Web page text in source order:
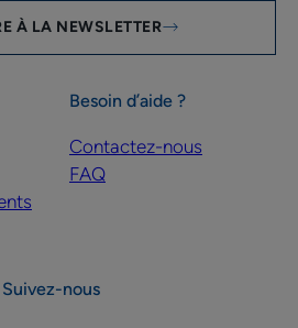
À LA NEWSLETTER
Besoin d’aide ?
Contactez-nous
FAQ
Suivez-nous